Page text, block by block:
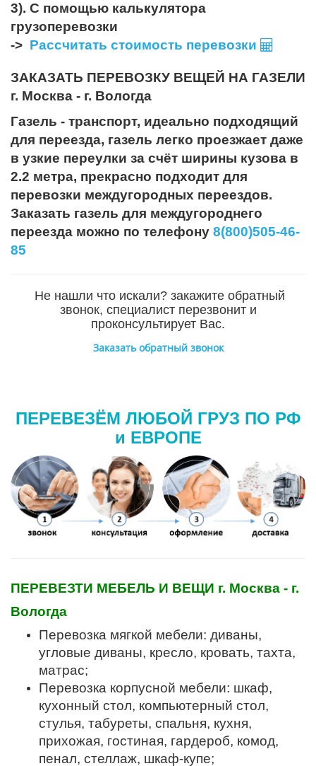
3). С помощью калькулятора
грузоперевозки
-> Рассчитать стоимость перевозки
ЗАКАЗАТЬ ПЕРЕВОЗКУ ВЕЩЕЙ НА ГАЗЕЛИ
г. Москва - г. Вологда
Газель - транспорт, идеально подходящий
для переезда, газель легко проезжает даже
в узкие переулки за счёт ширины кузова в
2.2 метра, прекрасно подходит для
перевозки междугородных переездов.
Заказать газель для междугороднего
переезда можно по телефону 8(800)505-46-
85
Не нашли что искали? закажите обратный
звонок, специалист перезвонит и
проконсультирует Вас.
Заказать обратный звонок
ПЕРЕВЕЗЁМ ЛЮБОЙ ГРУЗ ПО РФ
и ЕВРОПЕ
ПЕРЕВЕЗТИ МЕБЕЛЬ И ВЕЩИ г. Москва - г.
Вологда
Перевозка мягкой мебели: диваны,
угловые диваны, кресло, кровать, тахта,
матрас;
Перевозка корпусной мебели: шкаф,
кухонный стол, компьютерный стол,
стулья, табуреты, спальня, кухня,
прихожая, гостиная, гардероб, комод,
пенал, стеллаж, шкаф-купе;